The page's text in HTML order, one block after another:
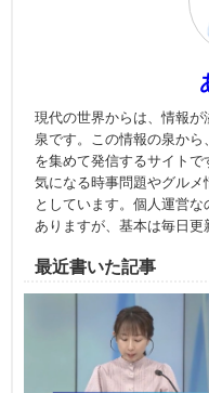
現代の世界からは、情報
泉です。この情報の泉か
を集めて発信するサイトで
気になる時事問題やグル
としています。個人運営
ありますが、基本は毎日更
最近書いた記事